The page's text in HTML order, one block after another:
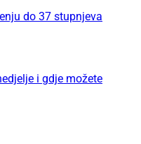
do 37 stupnjeva
i gdje možete